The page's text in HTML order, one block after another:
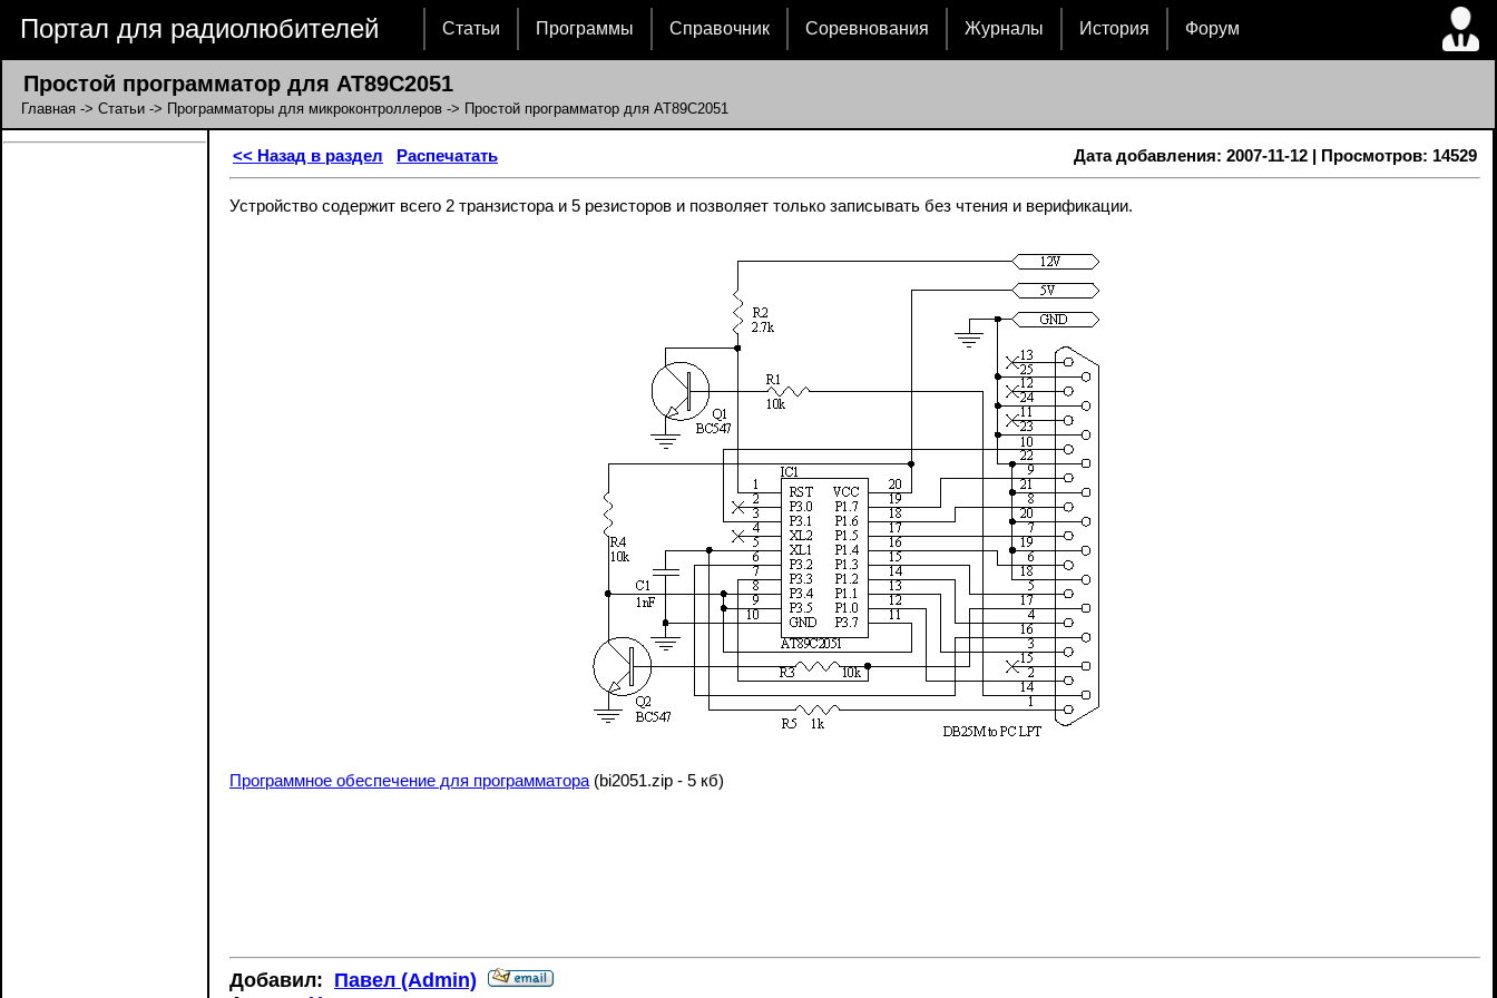
Портал для радиолюбителей Статьи Программы Справочник Соревнования Журналы История Форум
Простой программатор для AT89C2051
Главная -> Статьи -> Программаторы для микроконтроллеров -> Простой программатор для AT89C2051
<< Назад в раздел Распечатать Дата добавления: 2007-11-12 | Просмотров: 14529
Устройство содержит всего 2 транзистора и 5 резисторов и позволяет только записывать без чтения и верификации.
Программное обеспечение для программатора (bi2051.zip - 5 кб)
Добавил: Павел (Admin)